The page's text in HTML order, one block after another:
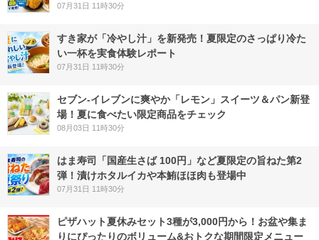
07月31日 11時30分
すき家が「冷やし汁」を新発売！夏限定のさっぱり冷た
い一杯を実食体験レポート
07月31日 11時30分
セブン‐イレブンに爽やか「レモン」スイーツ＆パン新登
場！夏に食べたい限定商品をチェック
08月03日 11時30分
はま寿司「国産生さば 100円」など夏限定の旨ねた第2
弾！漬けホタルイカや本鮪ほほ肉も登場中
07月31日 11時30分
ピザハット夏休みセット3種が3,000円から！お盆や集ま
りにぴったりのボリューム&おトクな期間限定メニュー